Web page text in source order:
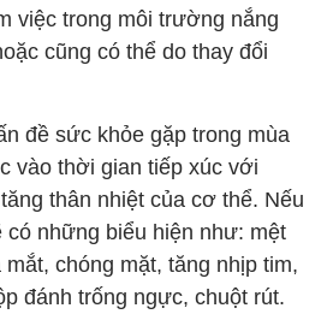
việc trong môi trường nắng
cũng có thể do thay đổi
đề sức khỏe gặp trong mùa
vào thời gian tiếp xúc với
thân nhiệt của cơ thể. Nếu
những biểu hiện như: mệt
chóng mặt, tăng nhịp tim,
đánh trống ngực, chuột rút.